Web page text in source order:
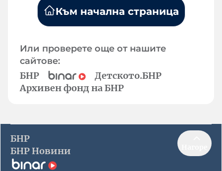
Към начална страница
Или проверете още от нашите
сайтове:
БНР
Детското.БНР
Архивен фонд на БНР
БНР
БНР Новини